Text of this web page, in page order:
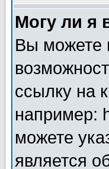
Могу ли я
Вы можете
ссылку на
например:
можете
является